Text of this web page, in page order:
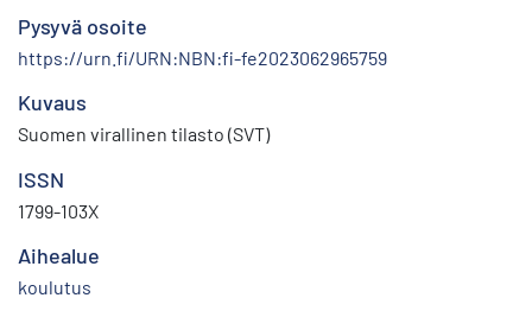
Pysyvä osoite
https://urn.fi/URN:NBN:fi-fe2023062965759
Kuvaus
Suomen virallinen tilasto (SVT)
ISSN
1799-103X
Aihealue
koulutus